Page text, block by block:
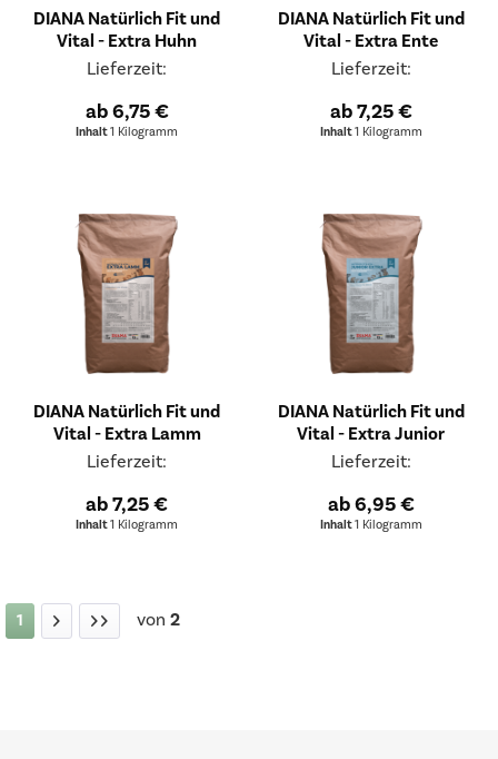
DIANA Natürlich Fit und
Vital - Extra Huhn
Lieferzeit:
ab 6,75 €
Inhalt1 Kilogramm
DIANA Natürlich Fit und
Vital - Extra Ente
Lieferzeit:
ab 7,25 €
Inhalt1 Kilogramm
DIANA Natürlich Fit und
Vital - Extra Lamm
Lieferzeit:
ab 7,25 €
Inhalt1 Kilogramm
DIANA Natürlich Fit und
Vital - Extra Junior
Lieferzeit:
ab 6,95 €
Inhalt1 Kilogramm
1 von2